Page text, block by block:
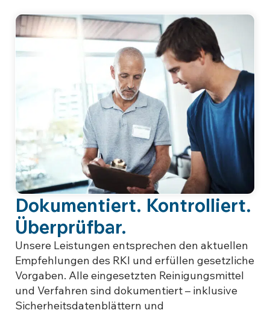
Dokumentiert. Kontrolliert.
Überprüfbar.
Unsere Leistungen entsprechen den aktuellen
Empfehlungen des RKI und erfüllen gesetzliche
Vorgaben. Alle eingesetzten Reinigungsmittel
und Verfahren sind dokumentiert – inklusive
Sicherheitsdatenblättern und